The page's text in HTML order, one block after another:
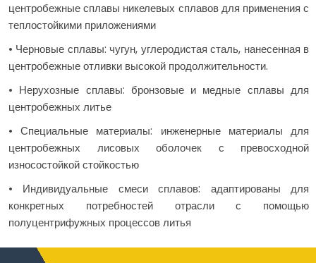
центробежные сплавы никелевых сплавов для применения с
теплостойкими приложениями
• Черновые сплавы: чугун, углеродистая сталь, нанесенная в
центробежные отливки высокой продолжительности.
• Нерухозные сплавы: бронзовые и медные сплавы для
центробежных литье
• Специальные материалы: инженерные материалы для
центробежных лисовых оболочек с превосходной
износостойкой стойкостью
• Индивидуальные смеси сплавов: адаптированы для
конкретных потребностей отрасли с помощью
полуцентрифужных процессов литья